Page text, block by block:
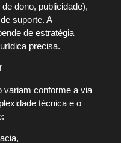
dono, publicidade),
suporte. A
de estratégia
precisa.
variam conforme a via
técnica e o